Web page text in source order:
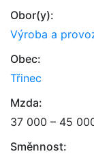
Obor(y):
Výroba a
Obec:
Třinec
Mzda:
37 000 – 45
Směnnost: